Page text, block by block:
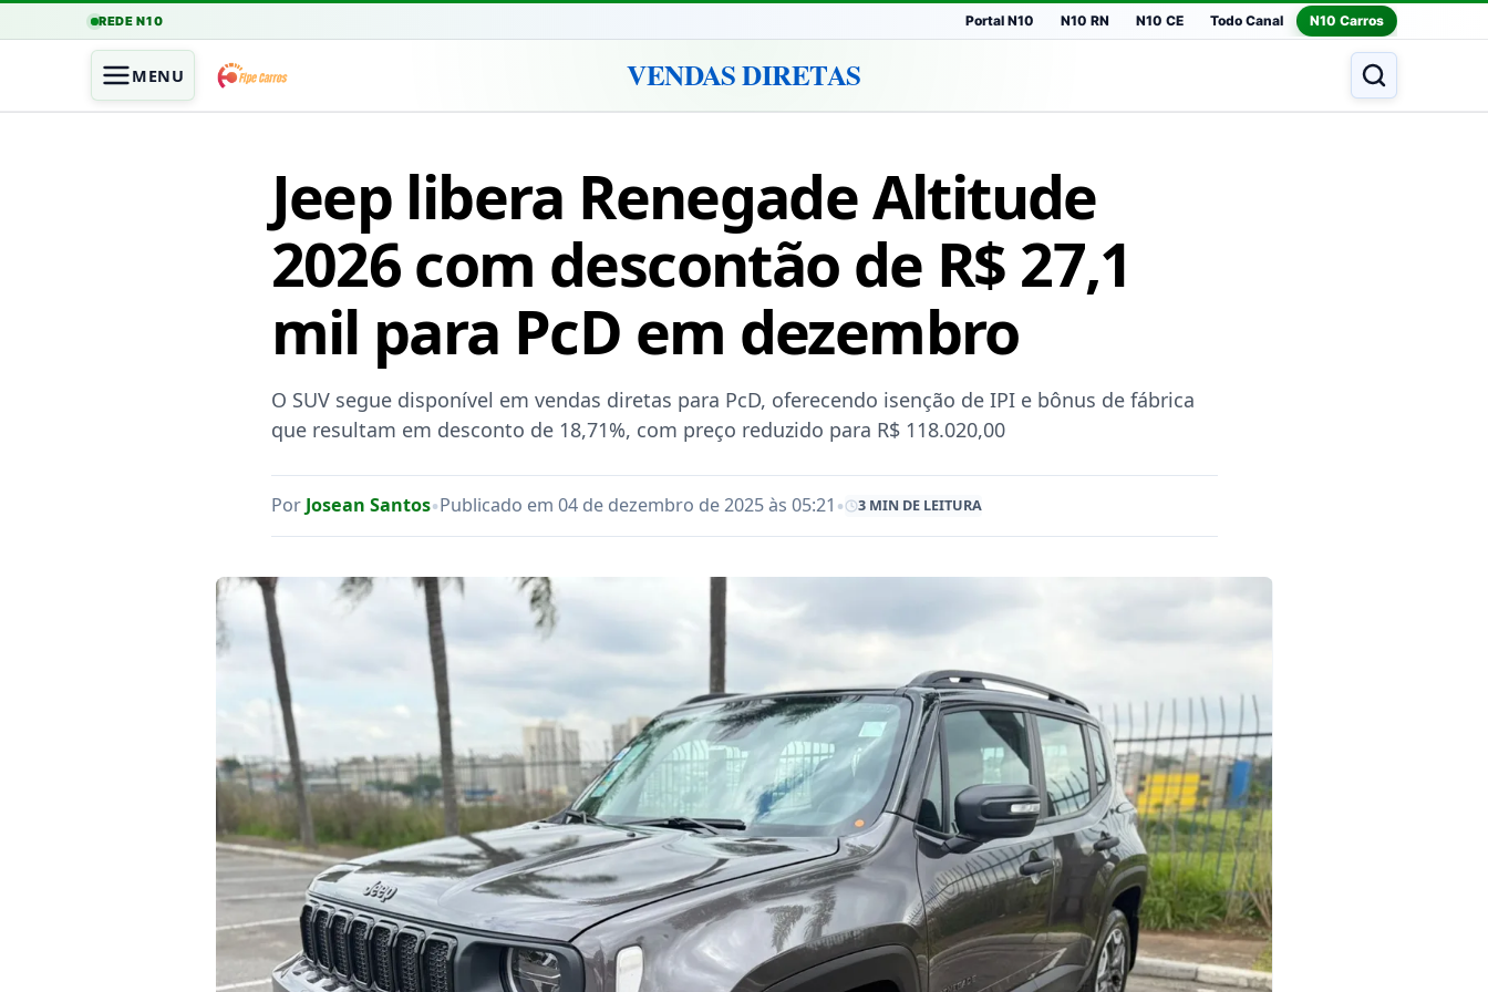
REDE N10 Portal N10 N10 RN N10 CE Todo Canal N10 Carros
MENU VENDAS DIRETAS
Jeep libera Renegade Altitude
2026 com descontão de R$ 27,1
mil para PcD em dezembro
O SUV segue disponível em vendas diretas para PcD, oferecendo isenção de IPI e bônus de fábrica
que resultam em desconto de 18,71%, com preço reduzido para R$ 118.020,00
Por Josean Santos•Publicado em 04 de dezembro de 2025 às 05:21 • 3 MIN DE LEITURA